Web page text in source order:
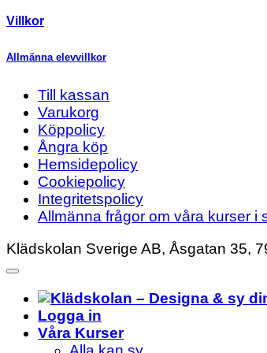
Villkor
Allmänna elevvillkor
Till kassan
Varukorg
Köppolicy
Ångra köp
Hemsidepolicy
Cookiepolicy
Integritetspolicy
Allmänna frågor om våra kurser i
Klädskolan Sverige AB, Åsgatan 35,
Logga in
Våra Kurser